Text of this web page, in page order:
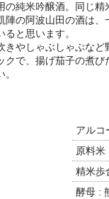
鳥取県八頭郡智頭町）
島根県出雲市）
鹿児島県鹿屋市)
の純米吟醸酒。同じ精
陣の阿波山田の酒は、
と思います。
きやしゃぶしゃぶなど
クで、揚げ茄子の煮び
アルコ
原料米
精米歩
酵母 :